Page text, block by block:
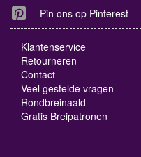
Pin ons op Pinterest
Klantenservice
Retourneren
Contact
Veel gestelde vragen
Rondbreinaald
Gratis Breipatronen